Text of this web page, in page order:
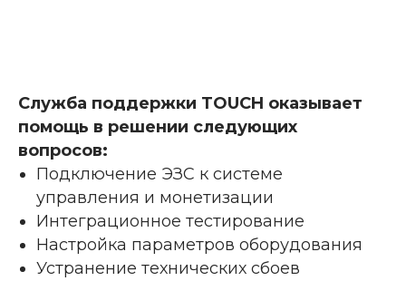
Служба поддержки TOUCH оказывает
помощь в решении следующих
вопросов:
Подключение ЭЗС к системе
управления и монетизации
Интеграционное тестирование
Настройка параметров оборудования
Устранение технических сбоев